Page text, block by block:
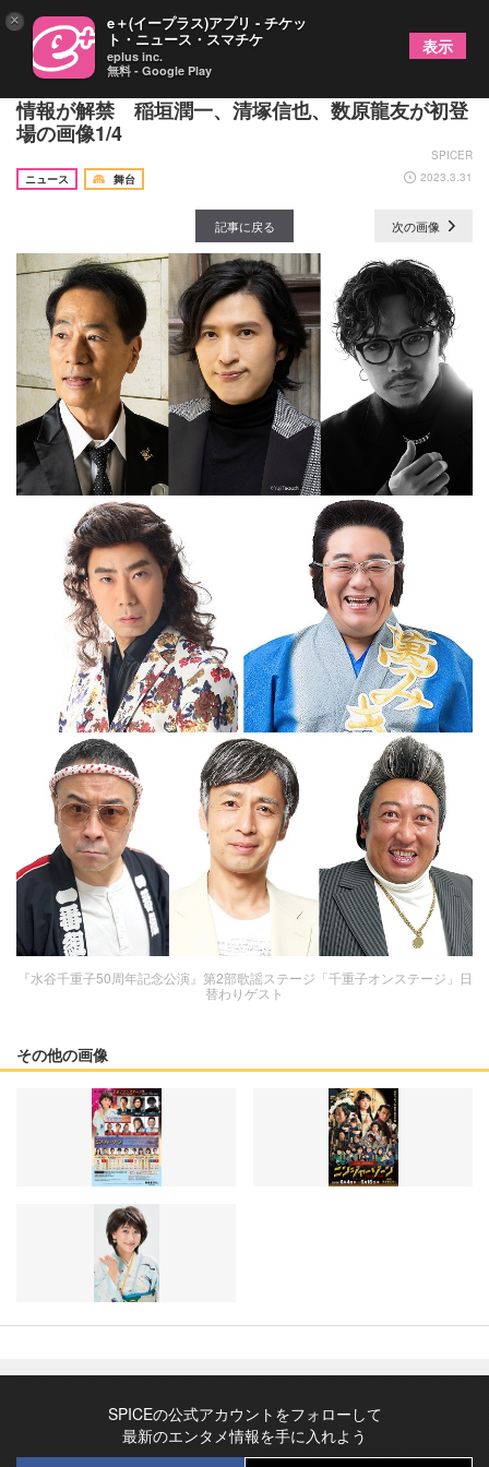
水谷千重子50周年記念公演、歌謡ステージのゲスト
情報が解禁 稲垣潤一、清塚信也、数原龍友が初登
場の画像1/4
SPICER
ニュース
舞台 2023.3.31
記事に戻る 次の画像
『水谷千重子50周年記念公演』第2部歌謡ステージ「千重子オンステージ」日
替わりゲスト
その他の画像
SPICEの公式アカウントをフォローして
最新のエンタメ情報を手に入れよう
× e＋(イープラス)アプリ - チケッ
ト・ニュース・スマチケ
eplus inc.
無料 - Google Play
表示